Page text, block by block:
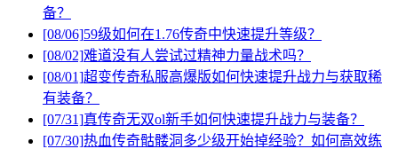
备？
[08/06]59级如何在1.76传奇中快速提升等级？
[08/02]难道没有人尝试过精神力量战术吗？
[08/01]超变传奇私服高爆版如何快速提升战力与获取稀
有装备？
[07/31]真传奇无双ol新手如何快速提升战力与装备？
[07/30]热血传奇骷髅洞多少级开始掉经验？如何高效练